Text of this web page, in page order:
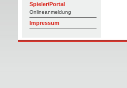
Spieler/Portal
Onlineanmeldung
Impressum